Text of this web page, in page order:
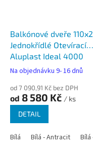
Balkónové dveře
Jednokřídlé Otevírací
Aluplast Ideal 4000
Na objednávku 9- 16 dnů
od 7 090,91 Kč bez DPH
od 8 580 Kč / ks
DETAIL
Bílá Bílá - Antracit